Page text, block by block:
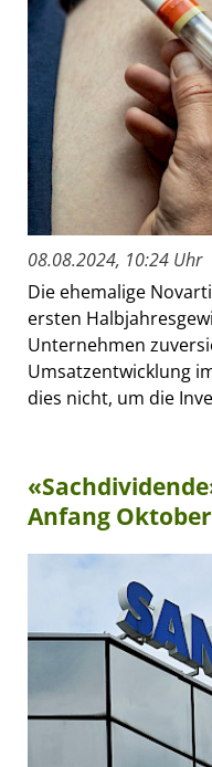
08.08.2024, 10:24 Uhr
Die ehemalige
ersten
Unternehmen
Umsatzentwicklung
dies nicht, um die
Anfang